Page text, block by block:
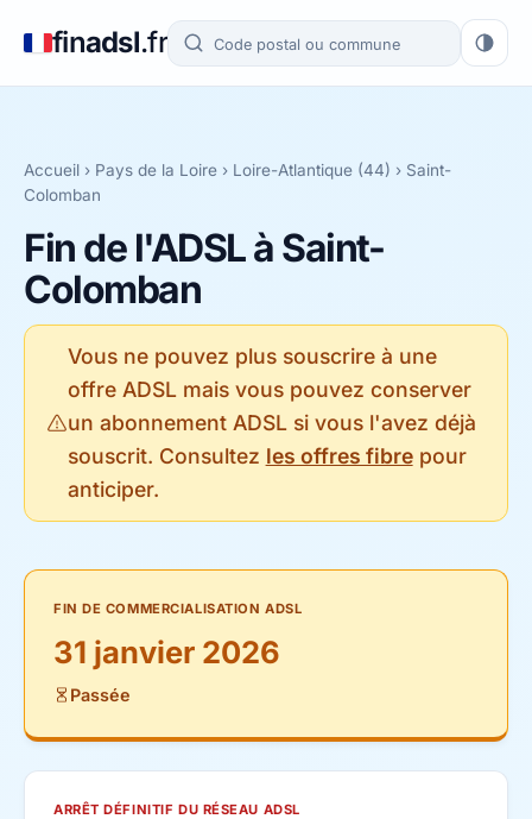
finadsl.fr
Accueil › Pays de la Loire › Loire-Atlantique (44) › Saint-
Colomban
Fin de l'ADSL à Saint-
Colomban
Vous ne pouvez plus souscrire à une
offre ADSL mais vous pouvez conserver
un abonnement ADSL si vous l'avez déjà
souscrit. Consultez les offres fibrepour
anticiper.
FIN DE COMMERCIALISATION ADSL
31 janvier 2026
Passée
ARRÊT DÉFINITIF DU RÉSEAU ADSL